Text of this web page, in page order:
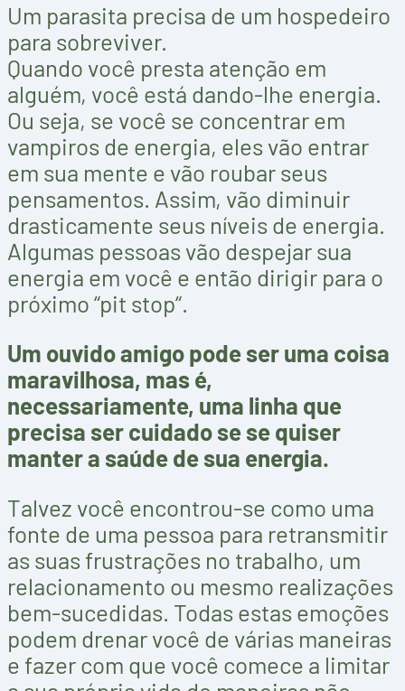
Um parasita precisa de um hospedeiro
para sobreviver.
Quando você presta atenção em
alguém, você está dando-lhe energia.
Ou seja, se você se concentrar em
vampiros de energia, eles vão entrar
em sua mente e vão roubar seus
pensamentos. Assim, vão diminuir
drasticamente seus níveis de energia.
Algumas pessoas vão despejar sua
energia em você e então dirigir para o
próximo “pit stop“.
Um ouvido amigo pode ser uma coisa
maravilhosa, mas é,
necessariamente, uma linha que
precisa ser cuidado se se quiser
manter a saúde de sua energia.
Talvez você encontrou-se como uma
fonte de uma pessoa para retransmitir
as suas frustrações no trabalho, um
relacionamento ou mesmo realizações
bem-sucedidas. Todas estas emoções
podem drenar você de várias maneiras
e fazer com que você comece a limitar